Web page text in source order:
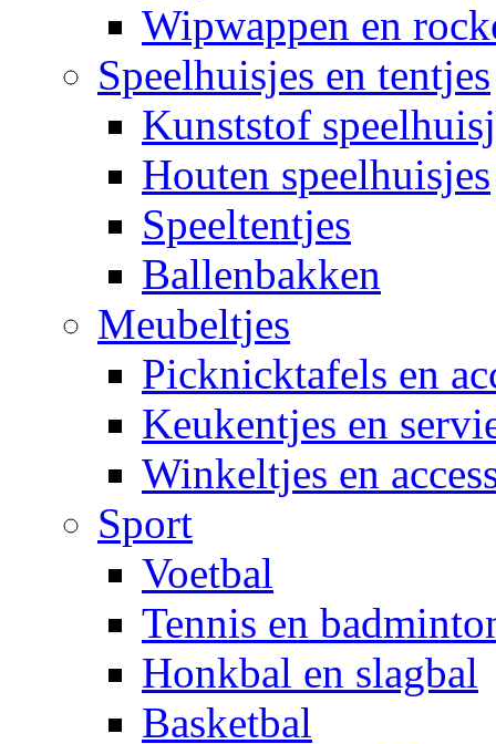
Wipwappen en
Speelhuisjes en tentjes
Kunststof
Houten speelhuisjes
Speeltentjes
Ballenbakken
Meubeltjes
Picknicktafels en
Keukentjes en
Winkeltjes en
Sport
Voetbal
Tennis en
Honkbal en slagbal
Basketbal